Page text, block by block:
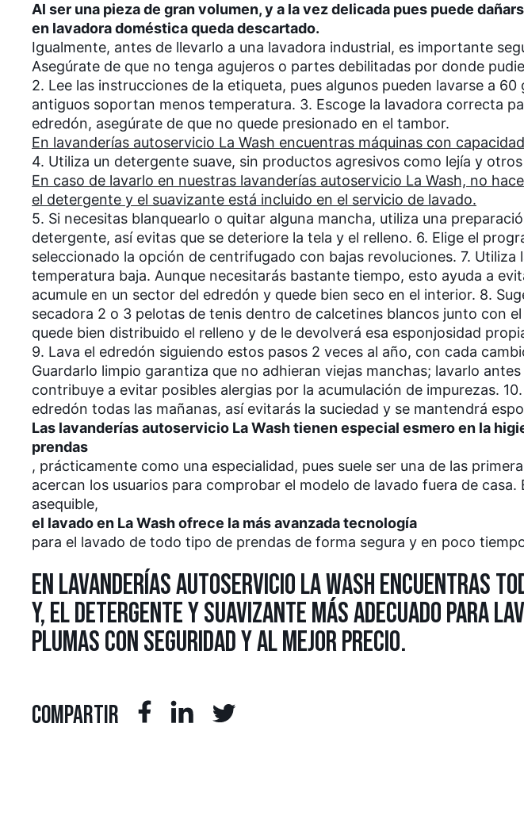
Al ser una pieza de gran volumen, y a la vez delicada pues puede
en lavadora doméstica queda descartado.
Igualmente, antes de llevarlo a una lavadora industrial, es importante
Asegúrate de que no tenga agujeros o partes debilitadas por donde
2. Lee las instrucciones de la etiqueta, pues algunos pueden lavarse a 60
antiguos soportan menos temperatura. 3. Escoge la lavadora correcta
edredón, asegúrate de que no quede presionado en el tambor.
En lavanderías autoservicio La Wash encuentras máquinas con
4. Utiliza un detergente suave, sin productos agresivos como lejía y
En caso de lavarlo en nuestras lavanderías autoservicio La Wash, no
el detergente y el suavizante está incluido en el servicio de lavado.
5. Si necesitas blanquearlo o quitar alguna mancha, utiliza una
detergente, así evitas que se deteriore la tela y el relleno. 6. Elige el
seleccionado la opción de centrifugado con bajas revoluciones. 7. Utiliza
temperatura baja. Aunque necesitarás bastante tiempo, esto ayuda a
acumule en un sector del edredón y quede bien seco en el interior. 8.
secadora 2 o 3 pelotas de tenis dentro de calcetines blancos junto con
quede bien distribuido el relleno y de le devolverá esa esponjosidad
9. Lava el edredón siguiendo estos pasos 2 veces al año, con cada
Guardarlo limpio garantiza que no adhieran viejas manchas; lavarlo
contribuye a evitar posibles alergias por la acumulación de impurezas.
edredón todas las mañanas, así evitarás la suciedad y se mantendrá
Las lavanderías autoservicio La Wash tienen especial esmero en la
prendas
, prácticamente como una especialidad, pues suele ser una de las
acercan los usuarios para comprobar el modelo de lavado fuera de casa.
asequible,
el lavado en La Wash ofrece la más avanzada tecnología
para el lavado de todo tipo de prendas de forma segura y en poco
EN LAVANDERÍAS AUTOSERVICIO LA WASH ENCUENTRAS
Y, EL DETERGENTE Y SUAVIZANTE MÁS ADECUADO PARA
PLUMAS CON SEGURIDAD Y AL MEJOR PRECIO.
COMPARTIR